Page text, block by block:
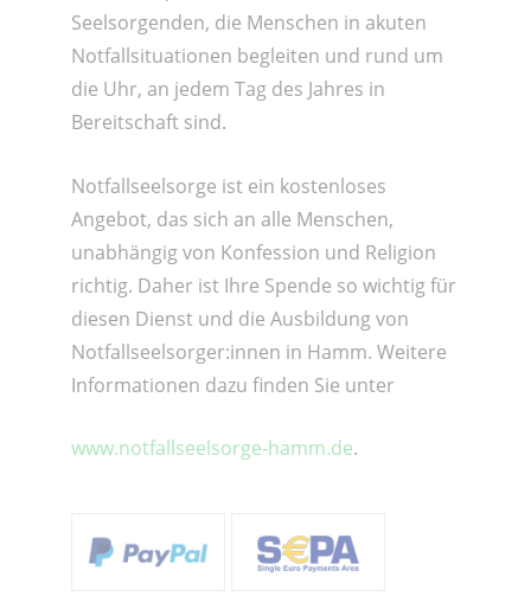
Seelsorgenden, die Menschen in akuten
Notfallsituationen begleiten und rund um
die Uhr, an jedem Tag des Jahres in
Bereitschaft sind.
Notfallseelsorge ist ein kostenloses
Angebot, das sich an alle Menschen,
unabhängig von Konfession und Religion
richtig. Daher ist Ihre Spende so wichtig für
diesen Dienst und die Ausbildung von
Notfallseelsorger:innen in Hamm. Weitere
Informationen dazu finden Sie unter
www.notfallseelsorge-hamm.de.